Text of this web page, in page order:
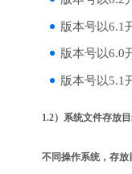
版本号以6.1
版本号以6.0
版本号以5.1
1.2）系统文件存放
不同操作系统，存放